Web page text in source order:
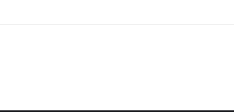
प्रोपेगेंडा, पन्नू के वीडियो के बाद पुलिस और सुरक्षा एजेंसियां अलर्ट